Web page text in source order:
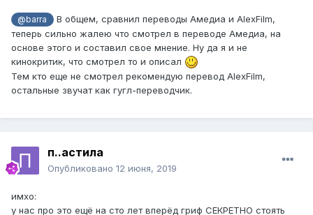
@barra
В общем, сравнил переводы Амедиа и AlexFilm,
теперь сильно жалею что смотрел в переводе Амедиа, на
основе этого и составил свое мнение. Ну да я и не
кинокритик, что смотрел то и описал
Тем кто еще не смотрел рекомендую перевод AlexFilm,
остальные звучат как гугл-переводчик.
п..астила
Опубликовано 12 июня, 2019
имхо:
у нас про это ещё на сто лет вперёд гриф СЕКРЕТНО стоять